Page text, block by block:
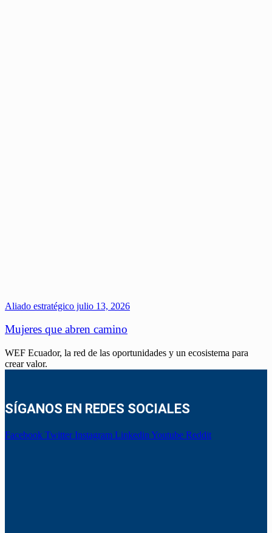
Aliado estratégico julio 13, 2026
Mujeres que abren camino
WEF Ecuador, la red de las oportunidades y un ecosistema para
crear valor.
SÍGANOS EN REDES SOCIALES
Facebook Twitter Instagram Linkedin Youtube Reddit